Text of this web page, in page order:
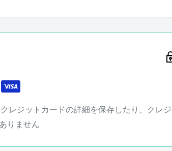
大丈夫です！もちろん純正品がなくても買取
レジットカードの詳細を保存したり、クレジ
りません